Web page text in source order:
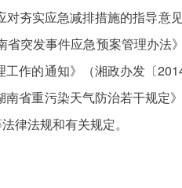
夯实应急减排措施的指导意
省突发事件应急预案管理办
工作的通知》（湘政办发〔
省重污染天气防治若干规定
律法规和有关规定。